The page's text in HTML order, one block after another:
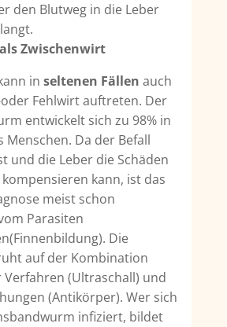
den Blutweg in die Leber
Zwischenwirt
inseltenen Fällenauch
Fehlwirt auftreten. Der
entwickelt sich zu 98% in
Menschen. Da der Befall
und die Leber die Schäden
kann, ist das
meist schon
Parasiten
Die
auf der Kombina­tion
(Ultraschall) und
(Antikörper). Wer sich
infiziert, bildet